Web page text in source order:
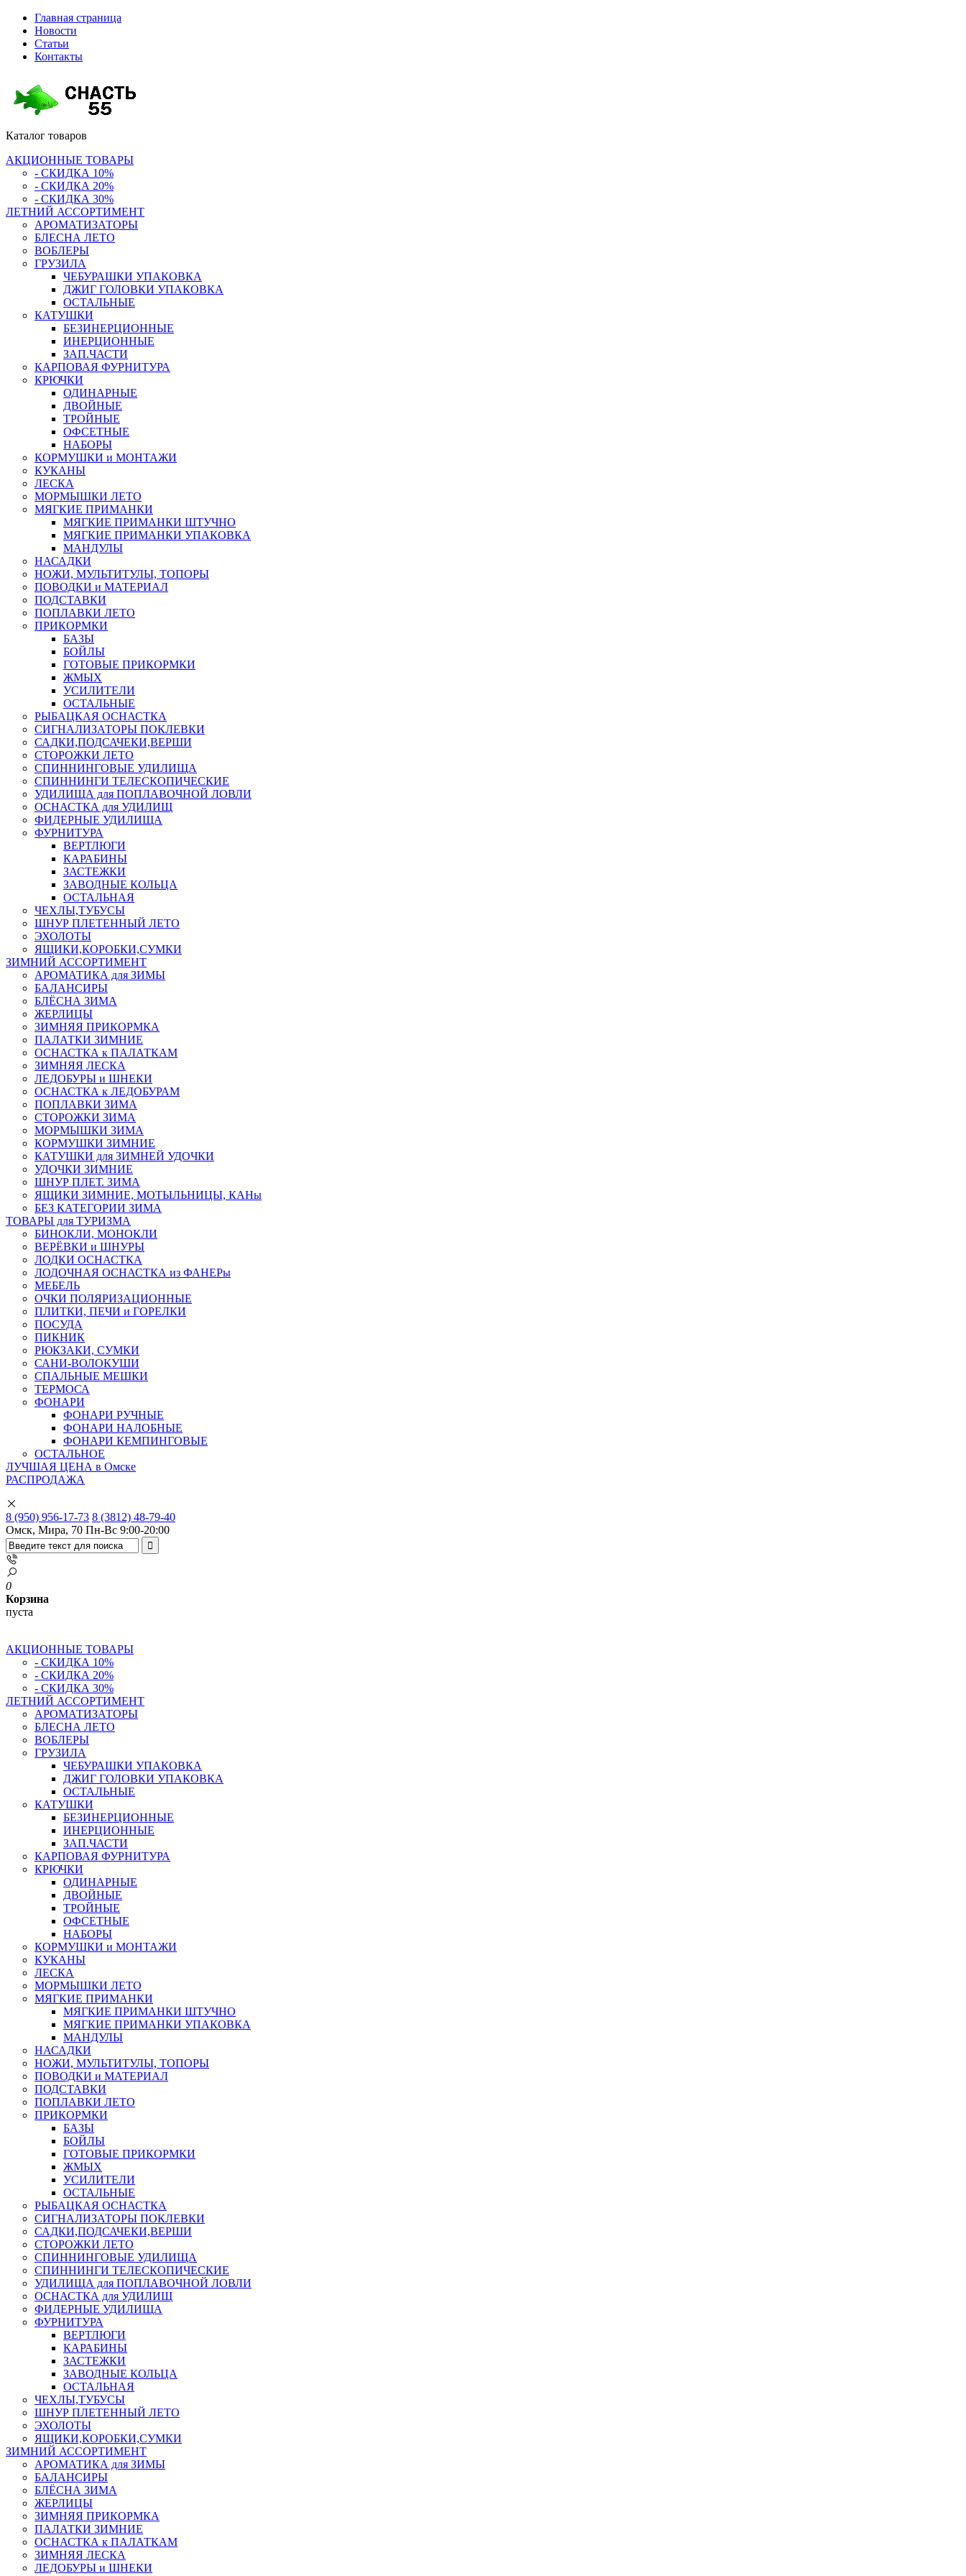
Главная страница
Новости
Статьи
Контакты
Каталог товаров
АКЦИОННЫЕ ТОВАРЫ
- СКИДКА 10%
- СКИДКА 20%
- СКИДКА 30%
ЛЕТНИЙ АССОРТИМЕНТ
АРОМАТИЗАТОРЫ
БЛЕСНА ЛЕТО
ВОБЛЕРЫ
ГРУЗИЛА
ЧЕБУРАШКИ УПАКОВКА
ДЖИГ ГОЛОВКИ УПАКОВКА
ОСТАЛЬНЫЕ
КАТУШКИ
БЕЗИНЕРЦИОННЫЕ
ИНЕРЦИОННЫЕ
ЗАП.ЧАСТИ
КАРПОВАЯ ФУРНИТУРА
КРЮЧКИ
ОДИНАРНЫЕ
ДВОЙНЫЕ
ТРОЙНЫЕ
ОФСЕТНЫЕ
НАБОРЫ
КОРМУШКИ и МОНТАЖИ
КУКАНЫ
ЛЕСКА
МОРМЫШКИ ЛЕТО
МЯГКИЕ ПРИМАНКИ
МЯГКИЕ ПРИМАНКИ ШТУЧНО
МЯГКИЕ ПРИМАНКИ УПАКОВКА
МАНДУЛЫ
НАСАДКИ
НОЖИ, МУЛЬТИТУЛЫ, ТОПОРЫ
ПОВОДКИ и МАТЕРИАЛ
ПОДСТАВКИ
ПОПЛАВКИ ЛЕТО
ПРИКОРМКИ
БАЗЫ
БОЙЛЫ
ГОТОВЫЕ ПРИКОРМКИ
ЖМЫХ
УСИЛИТЕЛИ
ОСТАЛЬНЫЕ
РЫБАЦКАЯ ОСНАСТКА
СИГНАЛИЗАТОРЫ ПОКЛЕВКИ
САДКИ,ПОДСАЧЕКИ,ВЕРШИ
СТОРОЖКИ ЛЕТО
СПИННИНГОВЫЕ УДИЛИЩА
СПИННИНГИ ТЕЛЕСКОПИЧЕСКИЕ
УДИЛИЩА для ПОПЛАВОЧНОЙ ЛОВЛИ
ОСНАСТКА для УДИЛИЩ
ФИДЕРНЫЕ УДИЛИЩА
ФУРНИТУРА
ВЕРТЛЮГИ
КАРАБИНЫ
ЗАСТЕЖКИ
ЗАВОДНЫЕ КОЛЬЦА
ОСТАЛЬНАЯ
ЧЕХЛЫ,ТУБУСЫ
ШНУР ПЛЕТЕННЫЙ ЛЕТО
ЭХОЛОТЫ
ЯЩИКИ,КОРОБКИ,СУМКИ
ЗИМНИЙ АССОРТИМЕНТ
АРОМАТИКА для ЗИМЫ
БАЛАНСИРЫ
БЛЁСНА ЗИМА
ЖЕРЛИЦЫ
ЗИМНЯЯ ПРИКОРМКА
ПАЛАТКИ ЗИМНИЕ
ОСНАСТКА к ПАЛАТКАМ
ЗИМНЯЯ ЛЕСКА
ЛЕДОБУРЫ и ШНЕКИ
ОСНАСТКА к ЛЕДОБУРАМ
ПОПЛАВКИ ЗИМА
СТОРОЖКИ ЗИМА
МОРМЫШКИ ЗИМА
КОРМУШКИ ЗИМНИЕ
КАТУШКИ для ЗИМНЕЙ УДОЧКИ
УДОЧКИ ЗИМНИЕ
ШНУР ПЛЕТ. ЗИМА
ЯЩИКИ ЗИМНИЕ, МОТЫЛЬНИЦЫ, КАНы
БЕЗ КАТЕГОРИИ ЗИМА
ТОВАРЫ для ТУРИЗМА
БИНОКЛИ, МОНОКЛИ
ВЕРЁВКИ и ШНУРЫ
ЛОДКИ ОСНАСТКА
ЛОДОЧНАЯ ОСНАСТКА из ФАНЕРы
МЕБЕЛЬ
ОЧКИ ПОЛЯРИЗАЦИОННЫЕ
ПЛИТКИ, ПЕЧИ и ГОРЕЛКИ
ПОСУДА
ПИКНИК
РЮКЗАКИ, СУМКИ
САНИ-ВОЛОКУШИ
СПАЛЬНЫЕ МЕШКИ
ТЕРМОСА
ФОНАРИ
ФОНАРИ РУЧНЫЕ
ФОНАРИ НАЛОБНЫЕ
ФОНАРИ КЕМПИНГОВЫЕ
ОСТАЛЬНОЕ
ЛУЧШАЯ ЦЕНА в Омске
РАСПРОДАЖА
8 (950) 956-17-73 8 (3812) 48-79-40
Омск, Мира, 70 Пн-Вс 9:00-20:00
0
Корзина
пуста
АКЦИОННЫЕ ТОВАРЫ
- СКИДКА 10%
- СКИДКА 20%
- СКИДКА 30%
ЛЕТНИЙ АССОРТИМЕНТ
АРОМАТИЗАТОРЫ
БЛЕСНА ЛЕТО
ВОБЛЕРЫ
ГРУЗИЛА
ЧЕБУРАШКИ УПАКОВКА
ДЖИГ ГОЛОВКИ УПАКОВКА
ОСТАЛЬНЫЕ
КАТУШКИ
БЕЗИНЕРЦИОННЫЕ
ИНЕРЦИОННЫЕ
ЗАП.ЧАСТИ
КАРПОВАЯ ФУРНИТУРА
КРЮЧКИ
ОДИНАРНЫЕ
ДВОЙНЫЕ
ТРОЙНЫЕ
ОФСЕТНЫЕ
НАБОРЫ
КОРМУШКИ и МОНТАЖИ
КУКАНЫ
ЛЕСКА
МОРМЫШКИ ЛЕТО
МЯГКИЕ ПРИМАНКИ
МЯГКИЕ ПРИМАНКИ ШТУЧНО
МЯГКИЕ ПРИМАНКИ УПАКОВКА
МАНДУЛЫ
НАСАДКИ
НОЖИ, МУЛЬТИТУЛЫ, ТОПОРЫ
ПОВОДКИ и МАТЕРИАЛ
ПОДСТАВКИ
ПОПЛАВКИ ЛЕТО
ПРИКОРМКИ
БАЗЫ
БОЙЛЫ
ГОТОВЫЕ ПРИКОРМКИ
ЖМЫХ
УСИЛИТЕЛИ
ОСТАЛЬНЫЕ
РЫБАЦКАЯ ОСНАСТКА
СИГНАЛИЗАТОРЫ ПОКЛЕВКИ
САДКИ,ПОДСАЧЕКИ,ВЕРШИ
СТОРОЖКИ ЛЕТО
СПИННИНГОВЫЕ УДИЛИЩА
СПИННИНГИ ТЕЛЕСКОПИЧЕСКИЕ
УДИЛИЩА для ПОПЛАВОЧНОЙ ЛОВЛИ
ОСНАСТКА для УДИЛИЩ
ФИДЕРНЫЕ УДИЛИЩА
ФУРНИТУРА
ВЕРТЛЮГИ
КАРАБИНЫ
ЗАСТЕЖКИ
ЗАВОДНЫЕ КОЛЬЦА
ОСТАЛЬНАЯ
ЧЕХЛЫ,ТУБУСЫ
ШНУР ПЛЕТЕННЫЙ ЛЕТО
ЭХОЛОТЫ
ЯЩИКИ,КОРОБКИ,СУМКИ
ЗИМНИЙ АССОРТИМЕНТ
АРОМАТИКА для ЗИМЫ
БАЛАНСИРЫ
БЛЁСНА ЗИМА
ЖЕРЛИЦЫ
ЗИМНЯЯ ПРИКОРМКА
ПАЛАТКИ ЗИМНИЕ
ОСНАСТКА к ПАЛАТКАМ
ЗИМНЯЯ ЛЕСКА
ЛЕДОБУРЫ и ШНЕКИ